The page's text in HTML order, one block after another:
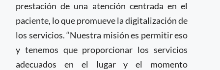
prestación de una atención centrada en el
paciente, lo que promueve la digitalización de
los servicios. “Nuestra misión es permitir eso
y tenemos que proporcionar los servicios
adecuados en el lugar y el momento